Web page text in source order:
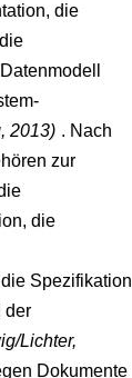
die
2013) . Nach
zur
die
Spezifikation
der
Lichter,
Dokumente